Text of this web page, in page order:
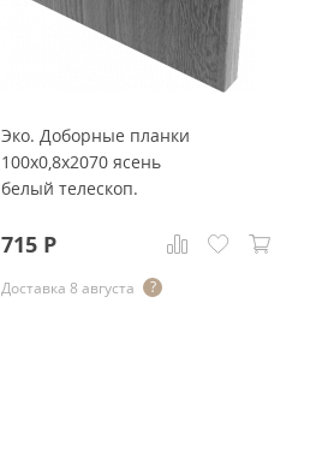
Эко. Доборные планки
100x0,8x2070 ясень
белый телескоп.
715 Р
Доставка 8 августа